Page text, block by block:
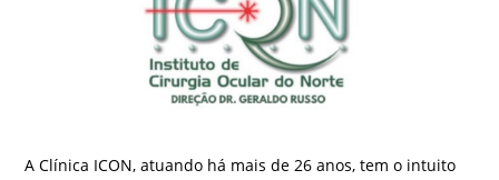
A Clínica ICON, atuando há mais de 26 anos, tem o intuito